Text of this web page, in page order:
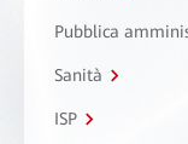
Pubblica
Sanità
ISP